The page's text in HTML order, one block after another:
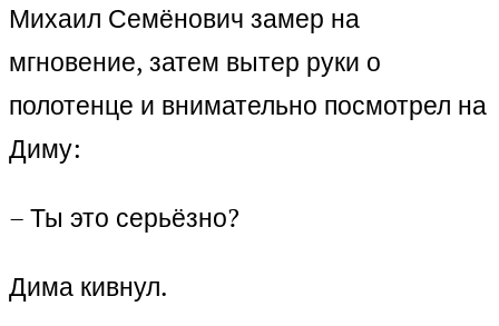
Михаил Семёнович замер на
мгновение, затем вытер руки о
полотенце и внимательно посмотрел на
Диму:
– Ты это серьёзно?
Дима кивнул.